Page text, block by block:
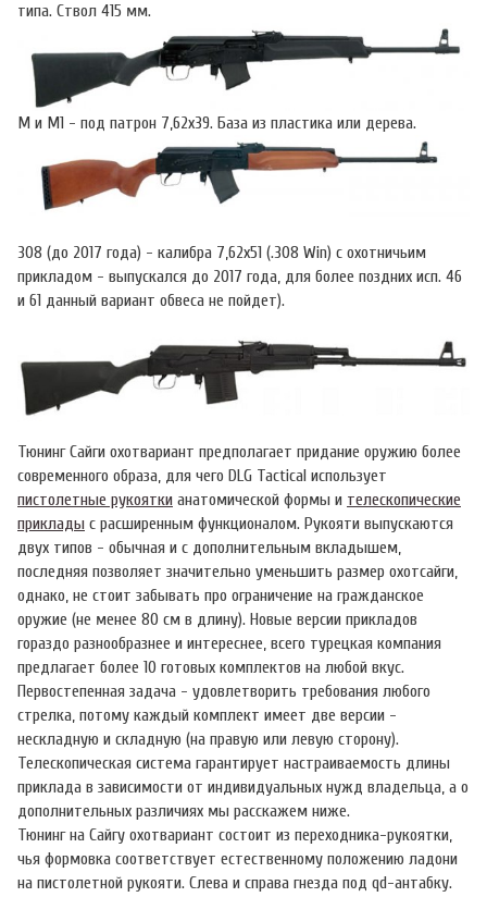
типа. Ствол 415 мм.
М и М1 - под патрон 7,62х39. База из пластика или дерева.
308 (до 2017 года) - калибра 7,62х51 (.308 Win) с охотничьим
прикладом - выпускался до 2017 года, для более поздних исп. 46
и 61 данный вариант обвеса не пойдет).
Тюнинг Сайги охотвариант предполагает придание оружию более
современного образа, для чего DLG Tactical использует
пистолетные рукоятки анатомической формы и телескопические
приклады с расширенным функционалом. Рукояти выпускаются
двух типов - обычная и с дополнительным вкладышем,
последняя позволяет значительно уменьшить размер охотсайги,
однако, не стоит забывать про ограничение на гражданское
оружие (не менее 80 см в длину). Новые версии прикладов
гораздо разнообразнее и интереснее, всего турецкая компания
предлагает более 10 готовых комплектов на любой вкус.
Первостепенная задача - удовлетворить требования любого
стрелка, потому каждый комплект имеет две версии -
нескладную и складную (на правую или левую сторону).
Телескопическая система гарантирует настраиваемость длины
приклада в зависимости от индивидуальных нужд владельца, а о
дополнительных различиях мы расскажем ниже.
Тюнинг на Сайгу охотвариант состоит из переходника-рукоятки,
чья формовка соответствует естественному положению ладони
на пистолетной рукояти. Слева и справа гнезда под qd-антабку.